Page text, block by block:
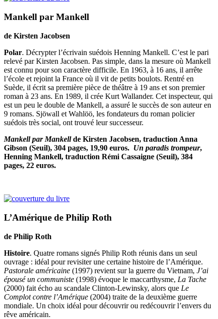
Mankell par Mankell
de Kirsten Jacobsen
Polar. Décrypter l’écrivain suédois Henning Mankell. C’est le pari
relevé par Kirsten Jacobsen. Pas simple, dans la mesure où Mankell
est connu pour son caractère difficile. En 1963, à 16 ans, il arrête
l’école et rejoint la France où il vit de petits boulots. Rentré en
Suède, il écrit sa première pièce de théâtre à 19 ans et son premier
roman à 23 ans. En 1989, il crée Kurt Wallander. Cet inspecteur, qui
est un peu le double de Mankell, a assuré le succès de son auteur en
9 romans. Sjöwall et Wahlöö, les fondateurs du roman policier
suédois très social, ont trouvé leur successeur.
Mankell par Mankellde Kirsten Jacobsen, traduction Anna
Gibson (Seuil), 304 pages, 19,90 euros. Un paradis trompeur,
Henning Mankell, traduction Rémi Cassaigne (Seuil), 384
pages, 22 euros.
L’Amérique de Philip Roth
de Philip Roth
Histoire. Quatre romans signés Philip Roth réunis dans un seul
ouvrage : idéal pour revisiter une certaine histoire de l’Amérique.
Pastorale américaine (1997) revient sur la guerre du Vietnam, J’ai
épousé un communiste (1998) évoque le maccarthysme, La Tache
(2000) fait écho au scandale Clinton-Lewinsky, alors que Le
Complot contre l’Amérique (2004) traite de la deuxième guerre
mondiale. Un choix idéal pour découvrir ou redécouvrir l’envers du
rêve américain.